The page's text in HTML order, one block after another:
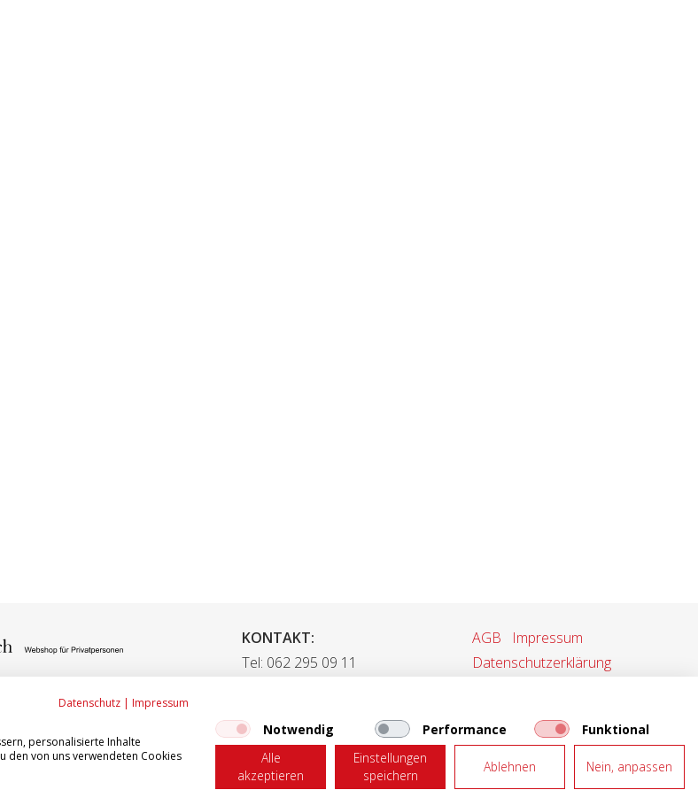
KONTAKT:
Tel: 062 295 09 11
AGB
Impressum
Datenschutzerklärung
Datenschutz | Impressum
personalisierte Inhalte
den von uns verwendeten Cookies
Notwendig Performance
Funktional
Alle
akzeptieren
Einstellungen
speichern
Ablehnen Nein, anpassen